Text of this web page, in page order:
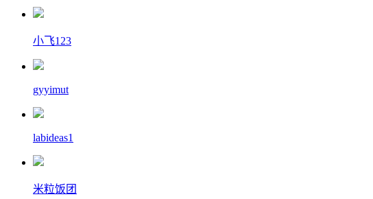
小飞123
gyyimut
labideas1
米粒饭团